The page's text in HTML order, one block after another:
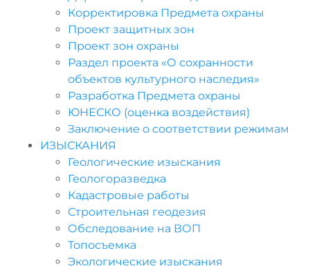
Корректировка Предмета охраны
Проект защитных зон
Проект зон охраны
Раздел проекта «О сохранности
объектов культурного наследия»
Разработка Предмета охраны
ЮНЕСКО (оценка воздействия)
Заключение о соответствии режимам
ИЗЫСКАНИЯ
Геологические изыскания
Геологоразведка
Кадастровые работы
Строительная геодезия
Обследование на ВОП
Топосъемка
Экологические изыскания